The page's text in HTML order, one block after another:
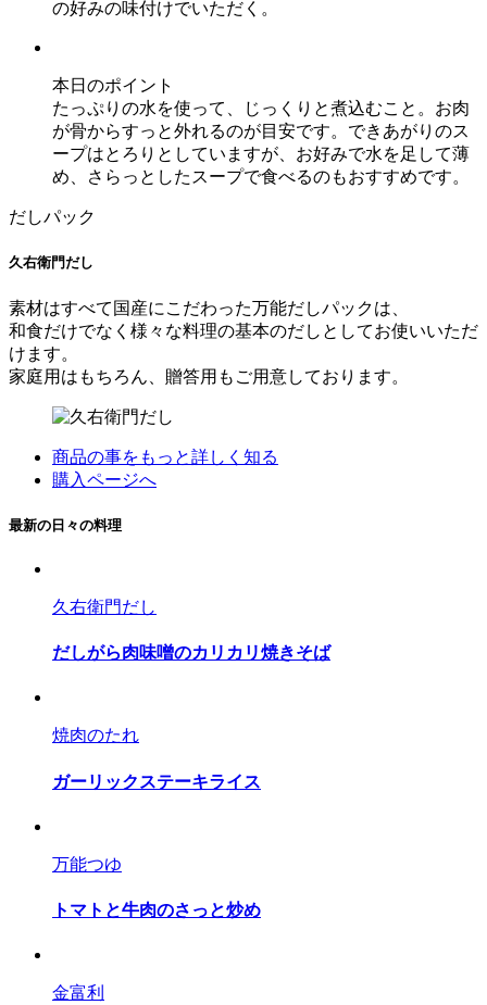
の好みの味付けでいただく。
本日のポイント
たっぷりの水を使って、じっくりと煮込むこと。お肉
が骨からすっと外れるのが目安です。できあがりのス
ープはとろりとしていますが、お好みで水を足して薄
め、さらっとしたスープで食べるのもおすすめです。
だしパック
久右衛門だし
素材はすべて国産にこだわった万能だしパックは、
和食だけでなく様々な料理の基本のだしとしてお使いいただ
けます。
家庭用はもちろん、贈答用もご用意しております。
商品の事をもっと詳しく知る
購入ページへ
最新の日々の料理
久右衛門だし
だしがら肉味噌のカリカリ焼きそば
焼肉のたれ
ガーリックステーキライス
万能つゆ
トマトと牛肉のさっと炒め
金富利